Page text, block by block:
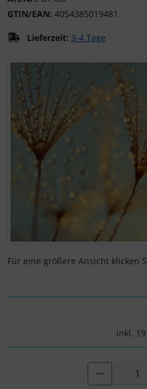
GTIN/EAN: 4054385019481
Lieferzeit: 3-4 Tage
Wenn mehr als ein
Für eine größere Ansicht klicken
inkl.
Klappkarten - Weihnachten
Klappkarten - Verschiedenes